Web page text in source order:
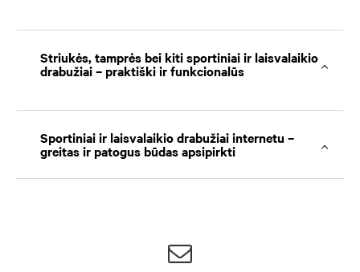
Striukės, tamprės bei kiti sportiniai ir laisvalaikio
drabužiai – praktiški ir funkcionalūs
Sportiniai ir laisvalaikio drabužiai internetu –
greitas ir patogus būdas apsipirkti